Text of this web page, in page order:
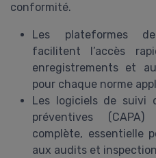
conformité.
Les plateformes
facilitent l’accès
enregistrements et
pour chaque norme
Les logiciels de suivi
préventives
complète, essentielle
aux audits et